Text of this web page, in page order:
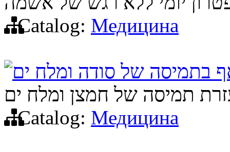
Catalog: Медицина
בתמיסה של סודה ומלח ים
תמיסה של חמצן ומלח ים
Catalog: Медицина